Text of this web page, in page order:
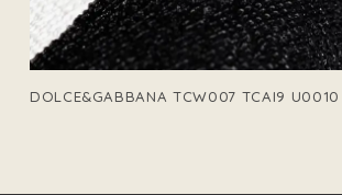
DOLCE&GABBANA TCW007 TCAI9 U0010